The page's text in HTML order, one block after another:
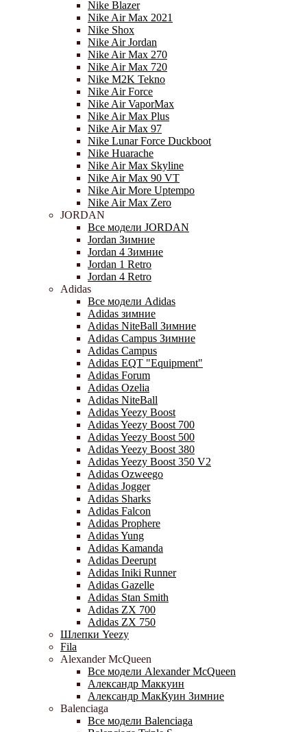
Nike Blazer
Nike Air Max 2021
Nike Shox
Nike Air Jordan
Nike Air Max 270
Nike Air Max 720
Nike M2K Tekno
Nike Air Force
Nike Air VaporMax
Nike Air Max Plus
Nike Air Max 97
Nike Lunar Force Duckboot
Nike Huarache
Nike Air Max Skyline
Nike Air Max 90 VT
Nike Air More Uptempo
Nike Air Max Zero
JORDAN
Все модели JORDAN
Jordan Зимние
Jordan 4 Зимние
Jordan 1 Retro
Jordan 4 Retro
Adidas
Все модели Adidas
Adidas зимние
Adidas NiteBall Зимние
Adidas Campus Зимние
Adidas Campus
Adidas EQT "Equipment"
Adidas Forum
Adidas Ozelia
Adidas NiteBall
Adidas Yeezy Boost
Adidas Yeezy Boost 700
Adidas Yeezy Boost 500
Adidas Yeezy Boost 380
Adidas Yeezy Boost 350 V2
Adidas Ozweego
Adidas Jogger
Adidas Sharks
Adidas Falcon
Adidas Prophere
Adidas Yung
Adidas Kamanda
Adidas Deerupt
Adidas Iniki Runner
Adidas Gazelle
Adidas Stan Smith
Adidas ZX 700
Adidas ZX 750
Шлепки Yeezy
Fila
Alexander McQueen
Все модели Alexander McQueen
Александр Маккуин
Александр МакКуин Зимние
Balenciaga
Все модели Balenciaga